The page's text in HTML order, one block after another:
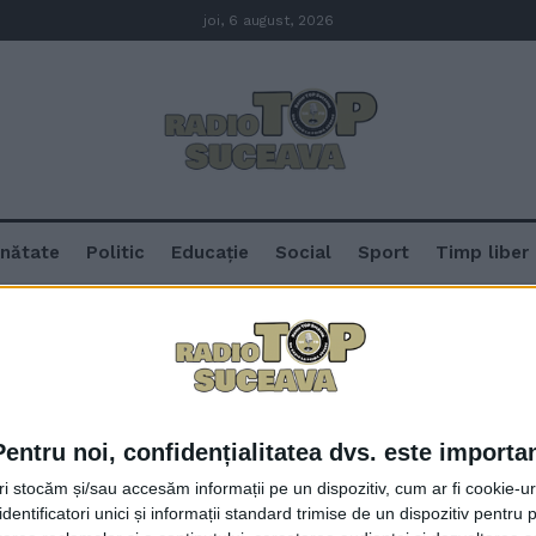
noi, confidențialitatea dvs. este
stocăm și/sau accesăm informații pe un dispozitiv, cum ar fi cookie-
unici și informații standard trimise de un dispozitiv pentru
joi, 6 august, 2026
Politic Educație Social Sport Timp liber
Gheorghe Flutur vrea bani
stricate de traficul greu spre și